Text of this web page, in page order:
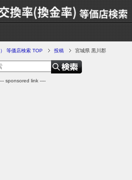
等価店検索 TOP 投稿 宮城県 黒川郡
sponsored link ----